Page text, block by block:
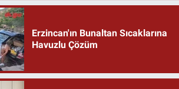
Erzincan'ın Bunaltan Sıcaklarına
Havuzlu Çözüm